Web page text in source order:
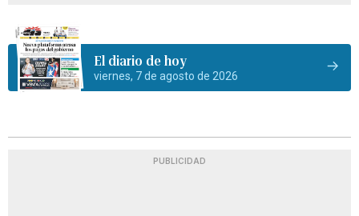
El diario de hoy
viernes, 7 de agosto de 2026
PUBLICIDAD